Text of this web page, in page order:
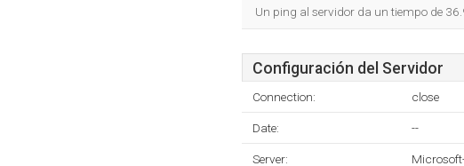
Un ping al servidor da un tiempo de
Configuración del Servidor
Connection: close
Date: --
Server: